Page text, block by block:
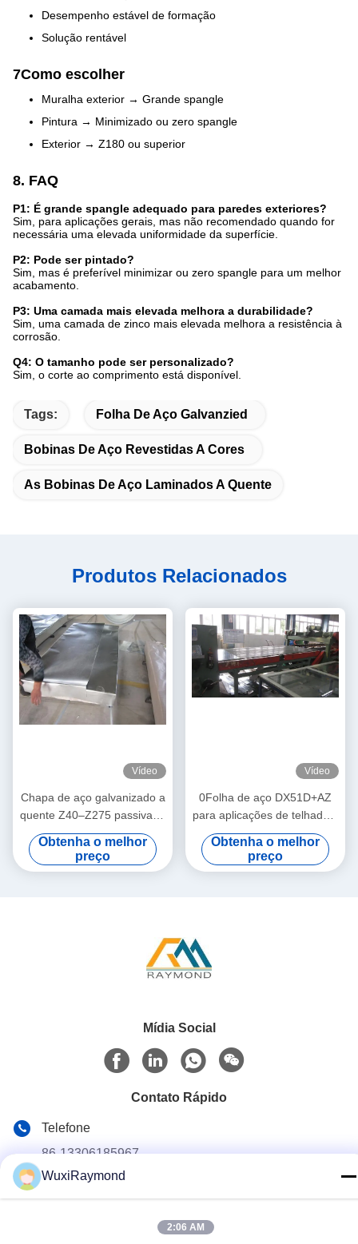
Desempenho estável de formação
Solução rentável
7Como escolher
Muralha exterior → Grande spangle
Pintura → Minimizado ou zero spangle
Exterior → Z180 ou superior
8. FAQ
P1: É grande spangle adequado para paredes exteriores?
Sim, para aplicações gerais, mas não recomendado quando for
necessária uma elevada uniformidade da superfície.
P2: Pode ser pintado?
Sim, mas é preferível minimizar ou zero spangle para um melhor
acabamento.
P3: Uma camada mais elevada melhora a durabilidade?
Sim, uma camada de zinco mais elevada melhora a resistência à
corrosão.
Q4: O tamanho pode ser personalizado?
Sim, o corte ao comprimento está disponível.
Tags: Folha De Aço Galvanzied
Bobinas De Aço Revestidas A Cores
As Bobinas De Aço Laminados A Quente
Produtos Relacionados
Vídeo
Chapa de aço galvanizado a
quente Z40–Z275 passivado
(cromado) de 0,15–3,8 mm
SGCC DX51D para
aplicações em telhados
Obtenha o melhor
preço
Vídeo
0Folha de aço DX51D+AZ
para aplicações de telhado e
construção
Obtenha o melhor
preço
Mídia Social
Contato Rápido
Telefone
86-13306185967
WuxiRaymond
2:06 AM